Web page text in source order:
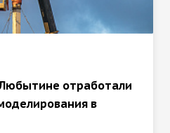
отработали
в